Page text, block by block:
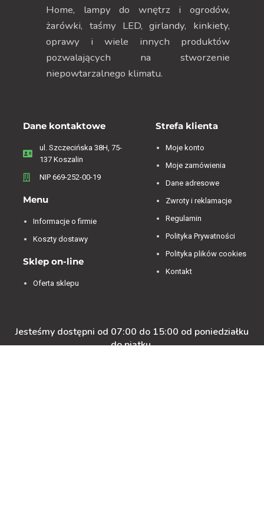
Home, lampy do wnętrz i ogrodów,
żarówki, taśmy LED, girlandy, kinkiety,
oprawy i wiele innych produktów
pozwalających na stworzenie
niepowtarzalnego klimatu.
Dane kontaktowe
ul. Szczecińska 38H, 75-
137 Koszalin
NIP 669-252-00-19
Menu
Informacje o firmie
Koszty dostawy
Sklep on-line
Oferta sklepu
Strefa klienta
Moje konto
Moje zamówienia
Dane adresowe
Zwroty i reklamacje
Regulamin
Polityka Prywatności
Polityka plików cookies
Kontakt
Jesteśmy dostępni od 07:00 do 15:00 od poniedziałku
do piątku.